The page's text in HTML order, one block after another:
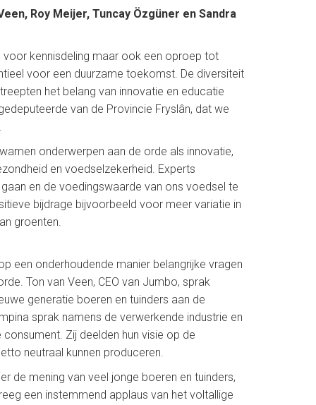
Roy Meijer, Tuncay Özgüner en Sandra
kennisdeling maar ook een oproep tot
voor een duurzame toekomst. De diversiteit
het belang van innovatie en educatie
van de Provincie Fryslân, dat we
onderwerpen aan de orde als innovatie,
en voedselzekerheid. Experts
en de voedingswaarde van ons voedsel te
bijdrage bijvoorbeeld voor meer variatie in
groenten.
een onderhoudende manier belangrijke vragen
Ton van Veen, CEO van Jumbo, sprak
generatie boeren en tuinders aan de
sprak namens de verwerkende industrie en
Zij deelden hun visie op de
neutraal kunnen produceren.
de mening van veel jonge boeren en tuinders,
een instemmend applaus van het voltallige